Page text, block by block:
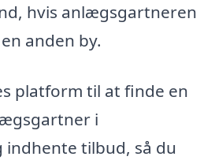
hvis anlægsgartneren
anden by.
platform til at finde en
i
tilbud, så du